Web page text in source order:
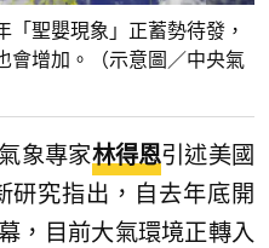
聖嬰現象」正蓄勢待發，
會增加。（示意圖／中央氣
象專家林得恩引述美國
研究指出，自去年底開
，目前大氣環境正轉入